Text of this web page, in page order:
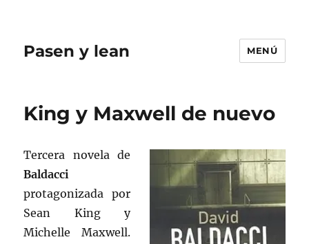
Pasen y lean MENÚ
King y Maxwell de nuevo
Tercera novela de
Baldacci
protagonizada por
Sean King y
Michelle Maxwell.